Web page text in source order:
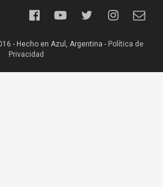
- Hecho en Azul, Argentina - Política de
Privacidad